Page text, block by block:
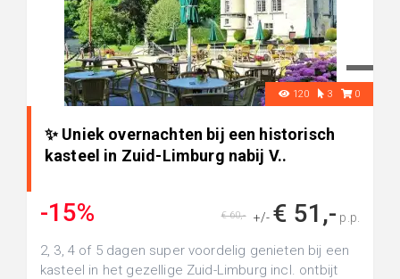
120 3 0
✨ Uniek overnachten bij een historisch
kasteel in Zuid-Limburg nabij V..
-15% +/- € 51,- p.p.
€ 60,-
2, 3, 4 of 5 dagen super voordelig genieten bij een
kasteel in het gezellige Zuid-Limburg incl. ontbijt